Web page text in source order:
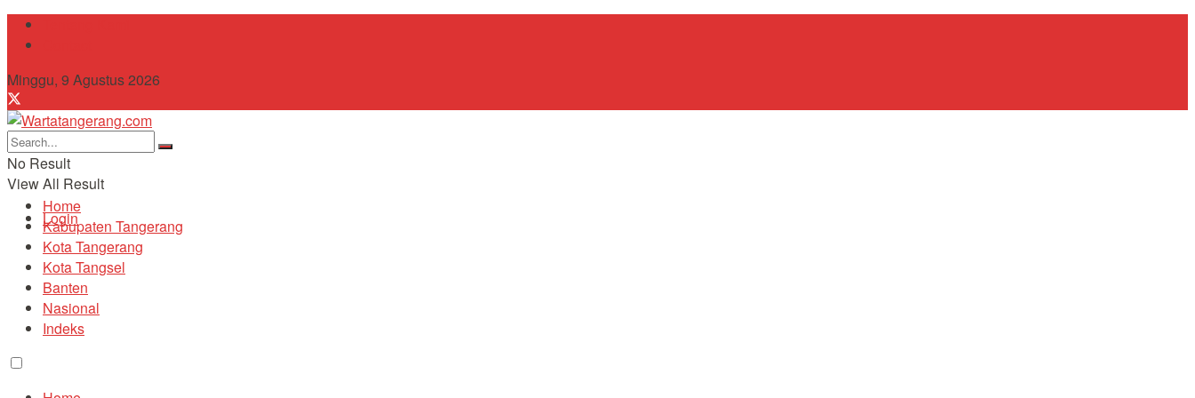
Minggu, 9 Agustus 2026
No Result
View All Result
Login
Home
Kabupaten Tangerang
Kota Tangerang
Kota Tangsel
Banten
Nasional
Indeks